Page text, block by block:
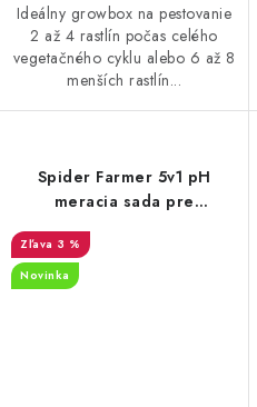
Ideálny growbox na pestovanie
2 až 4 rastlín počas celého
vegetačného cyklu alebo 6 až 8
menších rastlín...
Spider Farmer 5v1 pH
meracia sada pre
3 %
Novinka